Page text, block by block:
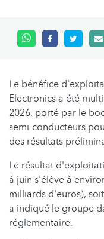
Le bénéfice
Electronics a été
2026, porté par le
semi-conducteurs
des résultats
Le résultat
à juin s'élève à
milliards d'euros),
a indiqué le groupe
réglementaire.